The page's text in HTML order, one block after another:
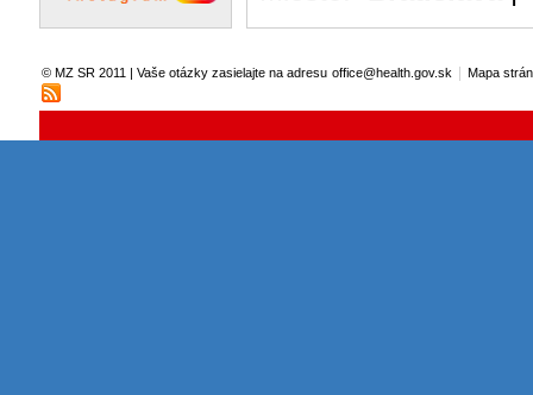
© MZ SR 2011 | Vaše otázky zasielajte na adresu office@health.gov.sk Mapa